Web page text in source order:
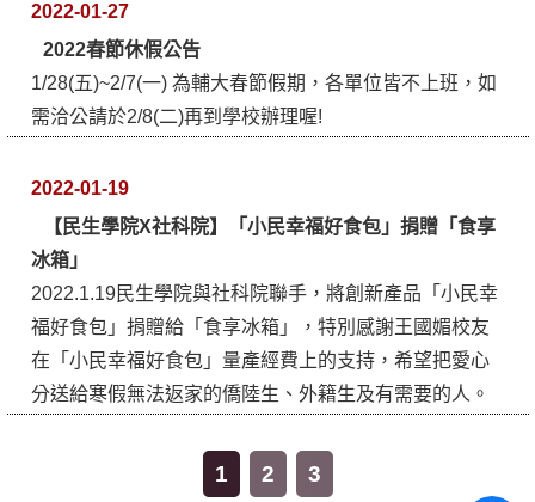
2022-01-27
2022春節休假公告
1/28(五)~2/7(一) 為輔大春節假期，各單位皆不上班，如
需洽公請於2/8(二)再到學校辦理喔!
2022-01-19
【民生學院X社科院】「小民幸福好食包」捐贈「食享
冰箱」
2022.1.19民生學院與社科院聯手，將創新產品「小民幸
福好食包」捐贈給「食享冰箱」，特別感謝王國媚校友
在「小民幸福好食包」量產經費上的支持，希望把愛心
分送給寒假無法返家的僑陸生、外籍生及有需要的人。
1 2 3